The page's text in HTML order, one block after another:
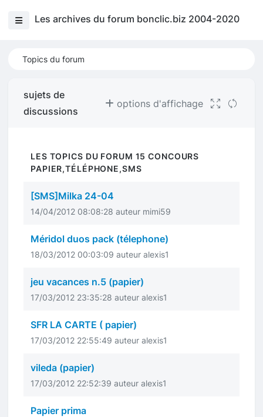
Les archives du forum bonclic.biz 2004-2020
Topics du forum
sujets de
discussions
options d'affichage
LES TOPICS DU FORUM 15 CONCOURS
PAPIER,TÉLÉPHONE,SMS
[SMS]Milka 24-04
14/04/2012 08:08:28 auteur mimi59
Méridol duos pack (télephone)
18/03/2012 00:03:09 auteur alexis1
jeu vacances n.5 (papier)
17/03/2012 23:35:28 auteur alexis1
SFR LA CARTE ( papier)
17/03/2012 22:55:49 auteur alexis1
vileda (papier)
17/03/2012 22:52:39 auteur alexis1
Papier prima